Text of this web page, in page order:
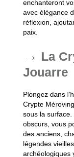
enchanteront
avec élégance
réflexion,
paix.
La
Jouarre
Plongez dans
Crypte
sous la
obscurs, vous
des anciens,
légendes
archéologiques